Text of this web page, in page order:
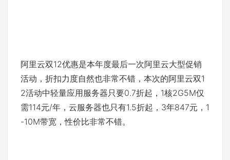
阿里云双12优惠是本年度最后一次阿里云大型促销
活动，折扣力度自然也非常不错，本次的阿里云双1
2活动中轻量应用服务器只要0.7折起，1核2G5M仅
需114元/年，云服务器也只有1.5折起，3年847元，1
-10M带宽，性价比非常不错。